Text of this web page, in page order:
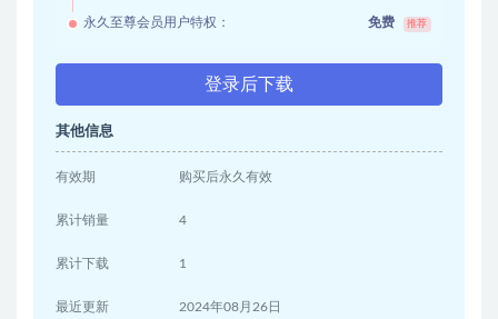
永久至尊会员用户特权： 免费 推荐
登录后下载
其他信息
有效期 购买后永久有效
累计销量 4
累计下载 1
最近更新 2024年08月26日